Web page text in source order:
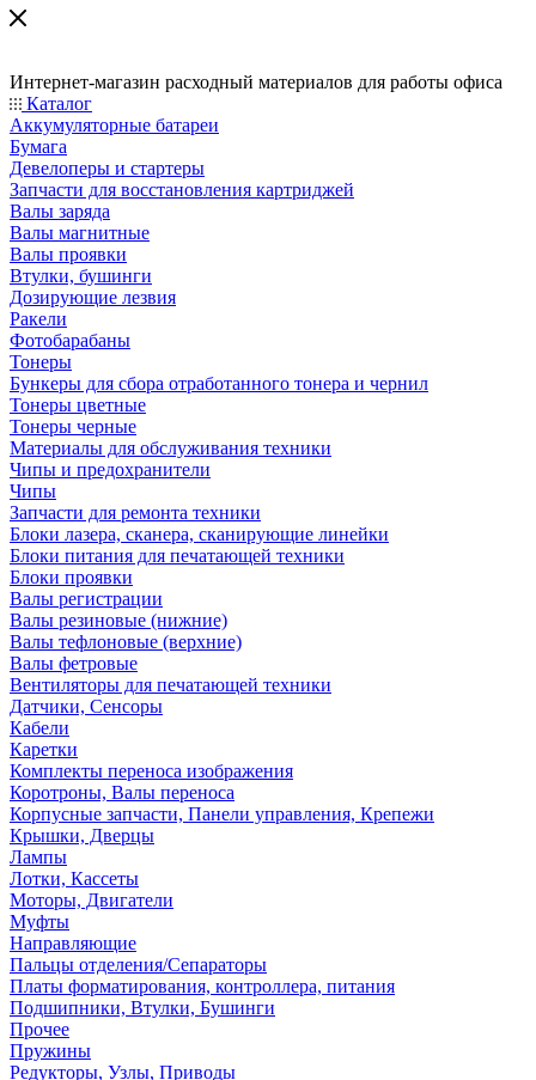
Интернет-магазин расходный материалов для работы офиса
Каталог
Аккумуляторные батареи
Бумага
Девелоперы и стартеры
Запчасти для восстановления картриджей
Валы заряда
Валы магнитные
Валы проявки
Втулки, бушинги
Дозирующие лезвия
Ракели
Фотобарабаны
Тонеры
Бункеры для сбора отработанного тонера и чернил
Тонеры цветные
Тонеры черные
Материалы для обслуживания техники
Чипы и предохранители
Чипы
Запчасти для ремонта техники
Блоки лазера, сканера, сканирующие линейки
Блоки питания для печатающей техники
Блоки проявки
Валы регистрации
Валы резиновые (нижние)
Валы тефлоновые (верхние)
Валы фетровые
Вентиляторы для печатающей техники
Датчики, Сенсоры
Кабели
Каретки
Комплекты переноса изображения
Коротроны, Валы переноса
Корпусные запчасти, Панели управления, Крепежи
Крышки, Дверцы
Лампы
Лотки, Кассеты
Моторы, Двигатели
Муфты
Направляющие
Пальцы отделения/Сепараторы
Платы форматирования, контроллера, питания
Подшипники, Втулки, Бушинги
Прочее
Пружины
Редукторы, Узлы, Приводы